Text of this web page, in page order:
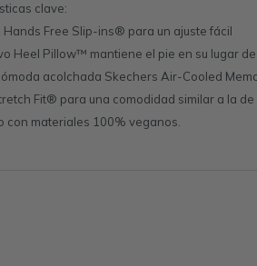
clave:
Hands Free Slip-ins® para un ajuste fácil
Heel Pillow™ mantiene el pie en su lugar
acolchada Skechers Air-Cooled
Fit® para una comodidad similar a la de
con materiales 100% veganos.